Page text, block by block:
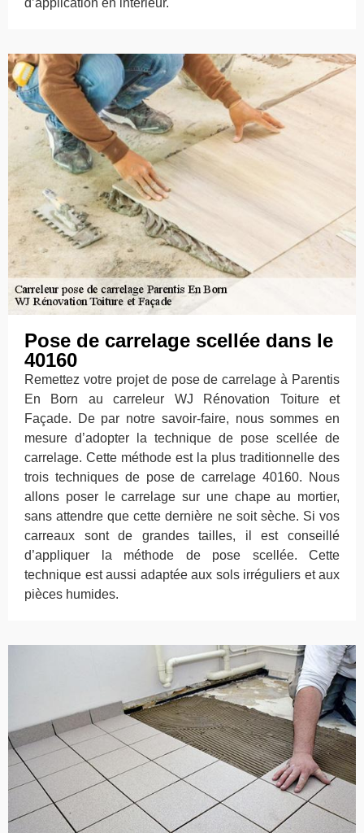
Pose de carrelage scellée dans le
40160
Remettez votre projet de pose de carrelage à Parentis
En Born au carreleur WJ Rénovation Toiture et
Façade. De par notre savoir-faire, nous sommes en
mesure d’adopter la technique de pose scellée de
carrelage. Cette méthode est la plus traditionnelle des
trois techniques de pose de carrelage 40160. Nous
allons poser le carrelage sur une chape au mortier,
sans attendre que cette dernière ne soit sèche. Si vos
carreaux sont de grandes tailles, il est conseillé
d’appliquer la méthode de pose scellée. Cette
technique est aussi adaptée aux sols irréguliers et aux
pièces humides.